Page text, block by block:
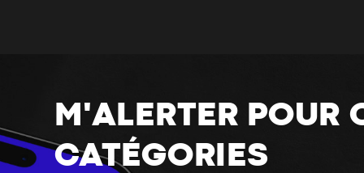
M'ALERTER POUR
CATÉGORIES